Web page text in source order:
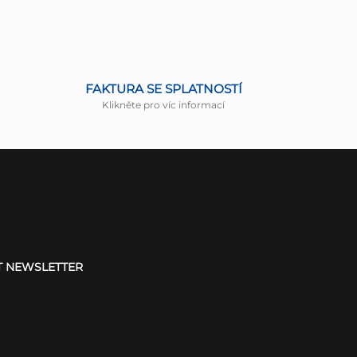
FAKTURA SE SPLATNOSTÍ
Klikněte pro víc informací
NEWSLETTER